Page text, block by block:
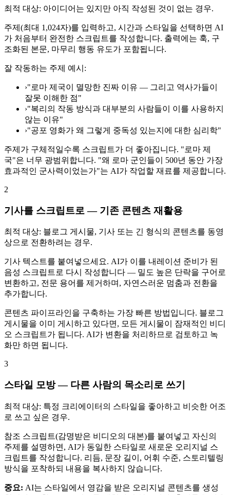
최적 대상: 아이디어는 있지만 아직 작성된 것이 없는 경우.
주제(최대 1,024자)를 입력하고, 시간과 스타일을 선택하면 AI
가 처음부터 완전한 스크립트를 작성합니다. 출력에는 훅, 구
조화된 본문, 마무리 행동 유도가 포함됩니다.
잘 작동하는 주제 예시:
›"로마 제국이 멸망한 진짜 이유 — 그리고 역사가들이
잘못 이해한 점"
›"복리의 작동 방식과 대부분의 사람들이 이를 사용하지
않는 이유"
›"공포 영화가 왜 그렇게 중독성 있는지에 대한 심리학"
주제가 구체적일수록 스크립트가 더 좋아집니다. "로마 제
국"은 너무 광범위합니다. "왜 로마 군인들이 500년 동안 가장
효과적인 군사력이었는가"는 AI가 작업할 재료를 제공합니다.
2
기사를 스크립트로 — 기존 콘텐츠 재활용
최적 대상: 블로그 게시물, 기사 또는 긴 형식의 콘텐츠를 동영
상으로 전환하려는 경우.
기사 텍스트를 붙여넣으세요. AI가 이를 내레이션 준비가 된
음성 스크립트로 다시 작성합니다 — 밀도 높은 단락을 구어로
변환하고, 전문 용어를 제거하며, 자연스러운 멈춤과 전환을
추가합니다.
콘텐츠 파이프라인을 구축하는 가장 빠른 방법입니다. 블로그
게시물을 이미 게시하고 있다면, 모든 게시물이 잠재적인 비디
오 스크립트가 됩니다. AI가 변환을 처리하므로 검토하고 녹
화만 하면 됩니다.
3
스타일 모방 — 다른 사람의 목소리로 쓰기
최적 대상: 특정 크리에이터의 스타일을 좋아하고 비슷한 어조
로 쓰고 싶은 경우.
참조 스크립트(감명받은 비디오의 대본)를 붙여넣고 자신의
주제를 설명하면, AI가 동일한 스타일로 새로운 오리지널 스
크립트를 작성합니다. 리듬, 문장 길이, 어휘 수준, 스토리텔링
방식을 포착하되 내용을 복사하지 않습니다.
중요: AI는 스타일에서 영감을 받은 오리지널 콘텐츠를 생성